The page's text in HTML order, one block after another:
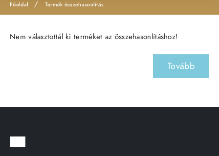
h
m
Termék összehasonlítás
Nem választottál ki terméket az összehasonlításhoz!
Tovább